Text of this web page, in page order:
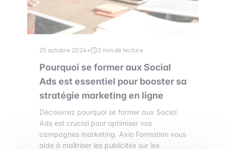
25 octobre 2024• 3 min de lecture
Pourquoi se former aux Social
Ads est essentiel pour booster sa
stratégie marketing en ligne
Découvrez pourquoi se former aux Social
Ads est crucial pour optimiser vos
campagnes marketing. Axio Formation vous
aide à maîtriser les publicités sur les